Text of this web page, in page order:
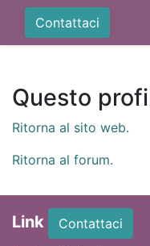
Contattaci
Questo
Ritorna al sito web.
Ritorna al forum.
Link
Contattaci